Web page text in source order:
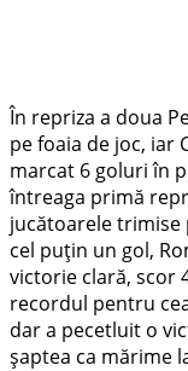
În repriza a doua
pe foaia de joc, iar
marcat 6 goluri în
întreaga primă
jucătoarele trimise
cel puțin un gol,
victorie clară, scor
recordul pentru
dar a pecetluit o
șaptea ca mărime